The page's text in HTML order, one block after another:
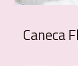
Caneca